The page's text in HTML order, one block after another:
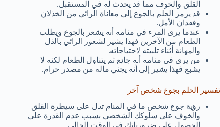
القلق والخوف مما قد يحدث له في المستقبل.
قد يرمز الحلم بالجوع إلى معاناة الرائي من الخذلان
وفقدان الأمل.
عندما يرى المرء في منامه أنه يشعر بالجوع ويطلب
الطعام من الآخرين فهذا يشير لشعور الرائي بالذل
والمهانة أثناء تلبيته لاحتياجاته.
من يرى في منامه أنه جائع ثم يتناول الطعام لكنه لا
يشبع فهذا يشير إلى أنه يجني ماله من مصدر حرام.
تفسير الحلم بجوع شخص آخر
رؤية جوع شخص ما في المنام تدل على سيطرة القلق
والخوف على سلوكك الشخصي بسبب عدم القدرة على
الحصول على ضرورياتك في الوقت الحالي.